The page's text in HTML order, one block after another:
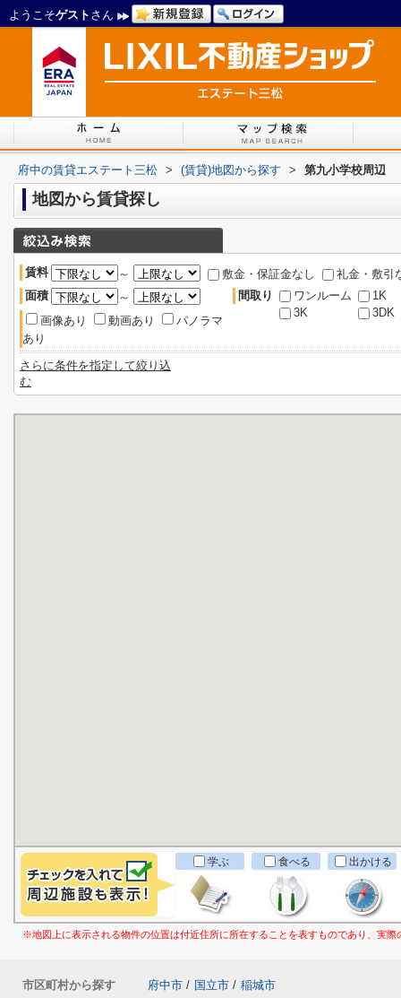
ようこそゲスト さん
府中の賃貸エステート三松 > (賃貸)地図から探す > 第九小学校周辺
地図から賃貸探し
賃料 ～ 敷金・保証金なし
礼金・敷引
面積
～
画像あり
動画あり
パノラマ
あり
間取り ワンルーム
1K
3K
3DK
さらに条件を指定して絞り込
む
学ぶ 食べる 出かける
※地図上に表示される物件の位置は付近住所に所在することを表すものであり、実
市区町村から探す 府中市 / 国立市 / 稲城市